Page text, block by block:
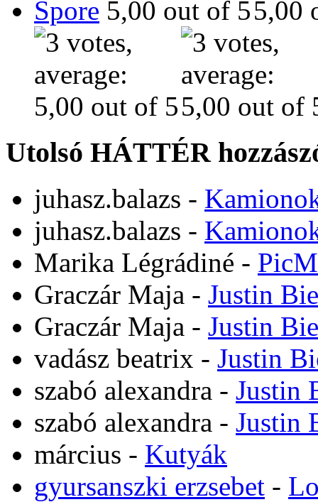
Spore
Utolsó HÁTTÉR
juhasz.balazs -
juhasz.balazs -
Marika Légrádiné -
Graczár Maja - Justin
Graczár Maja - Justin
vadász beatrix - Justin
szabó alexandra - Justin
szabó alexandra - Justin
március - Kutyák
gyursanszki erzsebet -